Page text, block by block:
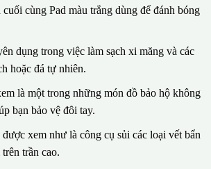
cùng Pad màu trắng dùng để đánh bóng
dụng trong việc làm sạch xi măng và các
hoặc đá tự nhiên.
là một trong những món đồ bảo hộ không
bạn bảo vệ đôi tay.
xem như là công cụ sủi các loại vết bẩn
trần cao.